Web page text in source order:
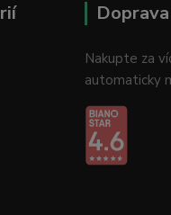
Nakupte za
automaticky